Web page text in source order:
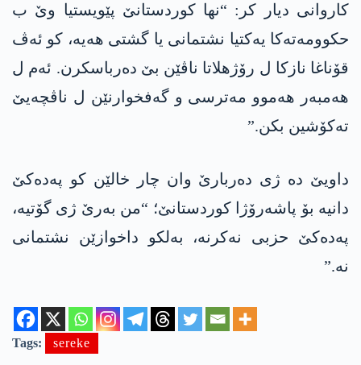
کاروانی دیار کر: “نھا کوردستانێ پێویستیا وێ ب
حکوومەتەکا یەکتیا نشتمانی یا گشتی ھەیە، کو ئەڤ
قۆناغا نازکا ل رۆژھلاتا ناڤێن بێ دەرباسکرن. ئەم ل
ھەمبەر ھەموو مەترسی و گەفخوارنێن ل ناڤچەیێ
تەکۆشین بکن.”
داویێ دە ژی دەربارێ وان چار خالێن کو پەدەکێ
دانیە بۆ پاشەرۆژا کوردستانێ؛ “من بەرێ ژی گۆتیە،
پەدەکێ حزبی نەکرنە، بەلکو داخوازێن نشتمانی
نە.”
Tags: sereke